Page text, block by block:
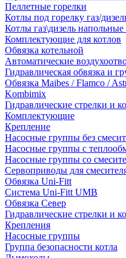
Пеллетные горелки
Котлы под горелку газ/
Котлы газ\дизель
Комплектующие для котлов
Обвязка котельной
Автоматические
Гидравлическая обвязка и
Обвязка Maibes / Flamco /
Kombimix
Гидравлические стрелки и
Комплектующие
Крепление
Насосные группы без
Насосные группы с
Насосные группы со
Сервоприводы для
Обвязка Uni-Fitt
Система Uni-Fitt UMB
Обвязка Север
Гидравлические стрелки и
Крепления
Насосные группы
Группа безопасности котла